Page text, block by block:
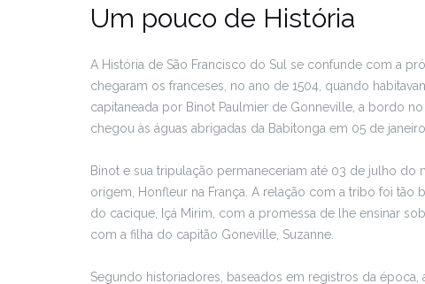
Um pouco de História
A História de São Francisco do Sul se confunde com a
chegaram os franceses, no ano de 1504, quando
capitaneada por Binot Paulmier de Gonneville, a bordo
chegou às águas abrigadas da Babitonga em 05 de janeiro.
Binot e sua tripulação permaneceriam até 03 de julho
origem, Honfleur na França. A relação com a tribo foi
do cacique, Içá Mirim, com a promessa de lhe ensinar
com a filha do capitão Goneville, Suzanne.
Segundo historiadores, baseados em registros da época,